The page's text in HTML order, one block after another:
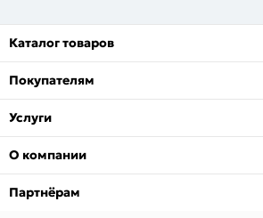
Каталог товаров
Покупателям
Услуги
О компании
Партнёрам